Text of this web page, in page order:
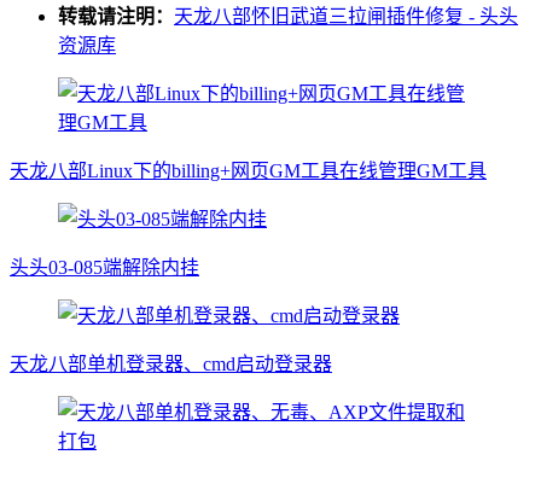
转载请注明： 天龙八部怀旧武道三拉闸插件修复 - 头头
资源库
天龙八部Linux下的billing+网页GM工具在线管理GM工具
头头03-085端解除内挂
天龙八部单机登录器、cmd启动登录器